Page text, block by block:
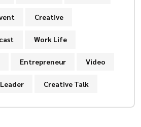
Creative
Work Life
Entrepreneur Video
Leader Creative Talk